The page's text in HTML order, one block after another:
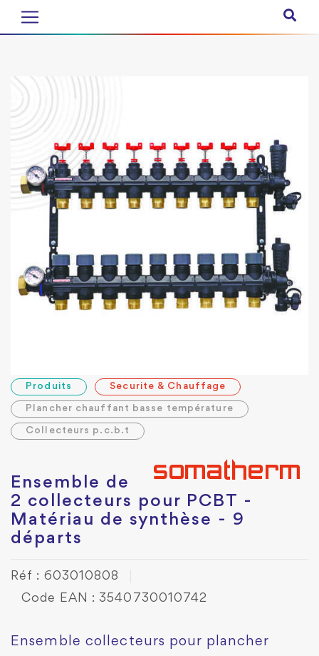
Produits Securite & Chauffage
Plancher chauffant basse température
Collecteurs p.c.b.t
Ensemble de
2 collecteurs pour PCBT -
Matériau de synthèse - 9
départs
Réf : 603010808
Code EAN : 3540730010742
Ensemble collecteurs pour plancher